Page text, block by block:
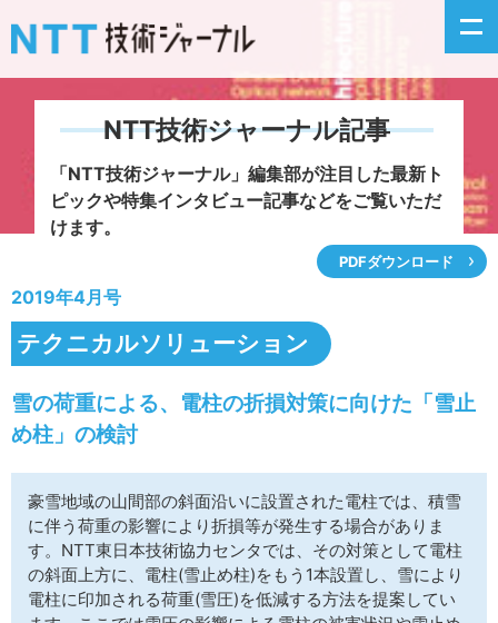
新着情報
掲載月毎記事
イベントカレンダー
サイトマップ
NTT技術ジャーナル記事
「NTT技術ジャーナル」編集部が注目した最新ト
ピックや特集インタビュー記事などをご覧いただ
けます。
PDFダウンロード
2019年4月号
テクニカルソリューション
雪の荷重による、電柱の折損対策に向けた「雪止
め柱」の検討
豪雪地域の山間部の斜面沿いに設置された電柱では、積雪
に伴う荷重の影響により折損等が発生する場合がありま
す。NTT東日本技術協力センタでは、その対策として電柱
の斜面上方に、電柱(雪止め柱)をもう1本設置し、雪により
電柱に印加される荷重(雪圧)を低減する方法を提案してい